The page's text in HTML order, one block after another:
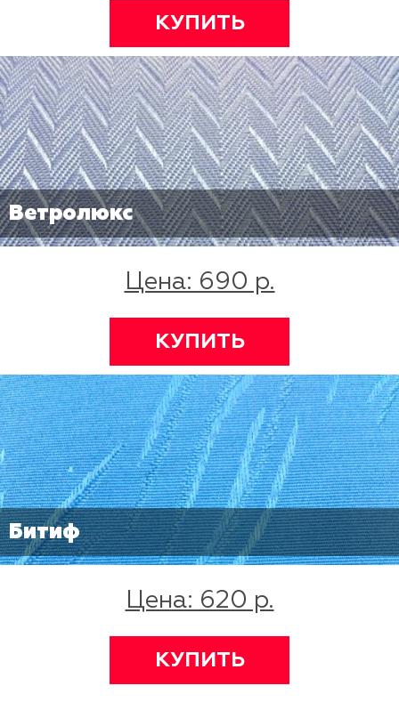
КУПИТЬ
Ветролюкс
Цена: 690 р.
КУПИТЬ
Битиф
Цена: 620 р.
КУПИТЬ